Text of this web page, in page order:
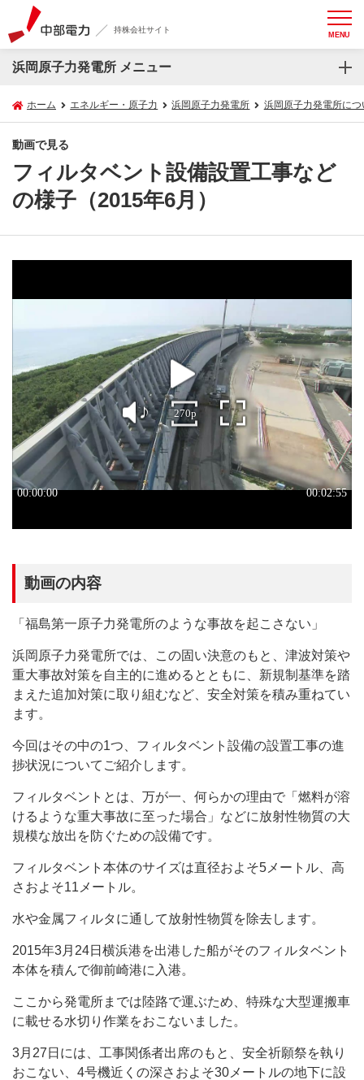
持株会社サイト MENU
浜岡原子力発電所 メニュー
ホーム エネルギー・原子力 浜岡原子力発電所 浜岡原子力発電所につ
動画で見る
フィルタベント設備設置工事など
の様子（2015年6月）
動画の内容
「福島第一原子力発電所のような事故を起こさない」
浜岡原子力発電所では、この固い決意のもと、津波対策や
重大事故対策を自主的に進めるとともに、新規制基準を踏
まえた追加対策に取り組むなど、安全対策を積み重ねてい
ます。
今回はその中の1つ、フィルタベント設備の設置工事の進
捗状況についてご紹介します。
フィルタベントとは、万が一、何らかの理由で「燃料が溶
けるような重大事故に至った場合」などに放射性物質の大
規模な放出を防ぐための設備です。
フィルタベント本体のサイズは直径およそ5メートル、高
さおよそ11メートル。
水や金属フィルタに通して放射性物質を除去します。
2015年3月24日横浜港を出港した船がそのフィルタベント
本体を積んで御前崎港に入港。
ここから発電所までは陸路で運ぶため、特殊な大型運搬車
に載せる水切り作業をおこないました。
3月27日には、工事関係者出席のもと、安全祈願祭を執り
おこない、4号機近くの深さおよそ30メートルの地下に設